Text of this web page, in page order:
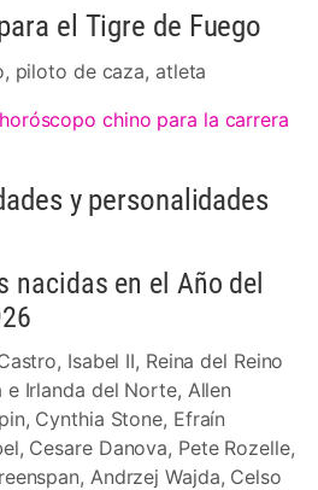
el Tigre de Fuego
piloto de caza, atleta
chino para la carrera
y personalidades
nacidas en el Año del
Isabel II, Reina del Reino
e Irlanda del Norte, Allen
Cynthia Stone, Efraín
Cesare Danova, Pete Rozelle,
Andrzej Wajda, Celso